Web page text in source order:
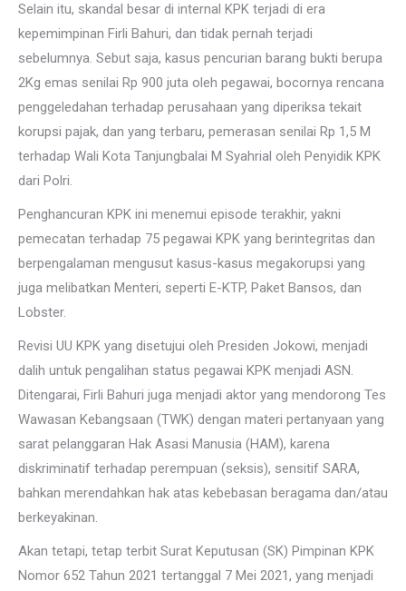
Selain itu, skandal besar di internal KPK terjadi di era
kepemimpinan Firli Bahuri, dan tidak pernah terjadi
sebelumnya. Sebut saja, kasus pencurian barang bukti berupa
2Kg emas senilai Rp 900 juta oleh pegawai, bocornya rencana
penggeledahan terhadap perusahaan yang diperiksa tekait
korupsi pajak, dan yang terbaru, pemerasan senilai Rp 1,5 M
terhadap Wali Kota Tanjungbalai M Syahrial oleh Penyidik KPK
dari Polri.
Penghancuran KPK ini menemui episode terakhir, yakni
pemecatan terhadap 75 pegawai KPK yang berintegritas dan
berpengalaman mengusut kasus-kasus megakorupsi yang
juga melibatkan Menteri, seperti E-KTP, Paket Bansos, dan
Lobster.
Revisi UU KPK yang disetujui oleh Presiden Jokowi, menjadi
dalih untuk pengalihan status pegawai KPK menjadi ASN.
Ditengarai, Firli Bahuri juga menjadi aktor yang mendorong Tes
Wawasan Kebangsaan (TWK) dengan materi pertanyaan yang
sarat pelanggaran Hak Asasi Manusia (HAM), karena
diskriminatif terhadap perempuan (seksis), sensitif SARA,
bahkan merendahkan hak atas kebebasan beragama dan/atau
berkeyakinan.
Akan tetapi, tetap terbit Surat Keputusan (SK) Pimpinan KPK
Nomor 652 Tahun 2021 tertanggal 7 Mei 2021, yang menjadi